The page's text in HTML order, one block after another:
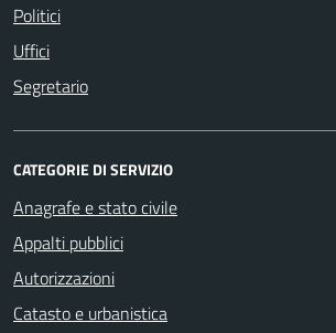
Politici
Uffici
Segretario
CATEGORIE DI SERVIZIO
Anagrafe e stato civile
Appalti pubblici
Autorizzazioni
Catasto e urbanistica